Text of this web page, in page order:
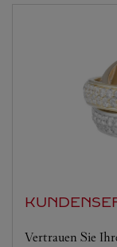
Vertrauen Sie